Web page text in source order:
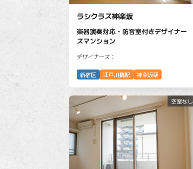
ラシクラス神楽坂
楽器演奏対応・防音室付きデザイナー
ズマンション
デザイナーズ：
新宿区 江戸川橋駅 神楽坂駅
空室なし